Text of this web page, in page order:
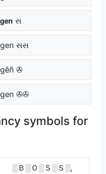
સ
સસ
✇
✇✇
symbols for
░Ｂ░Ｏ░Ｓ░Ｓ░,